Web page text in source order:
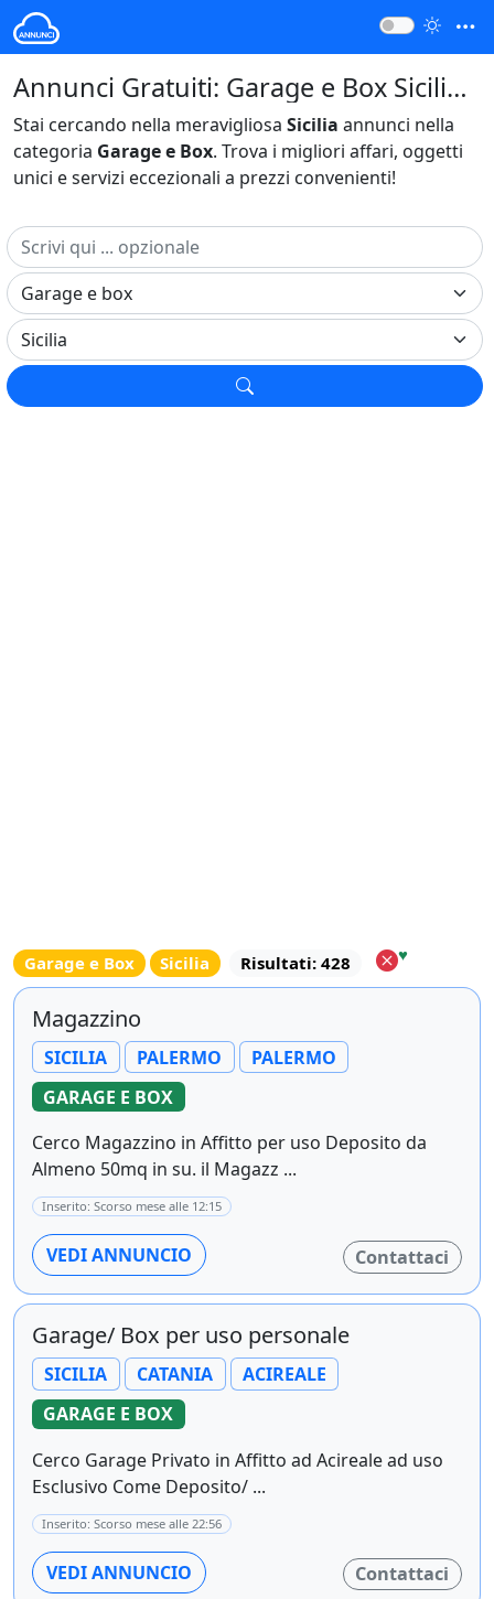
Annunci Gratuiti: Garage e Box Sicilia Italia
Stai cercando nella meravigliosa Sicilia annunci nella
categoria Garage e Box. Trova i migliori affari, oggetti
unici e servizi eccezionali a prezzi convenienti!
Garage e Box Sicilia Risultati: 428 ♥
Magazzino
SICILIA PALERMO
PALERMO
GARAGE E BOX
Cerco Magazzino in Affitto per uso Deposito da
Almeno 50mq in su. il Magazz ...
Inserito: Scorso mese alle 12:15
VEDI ANNUNCIO Contattaci
Garage/ Box per uso personale
SICILIA CATANIA
ACIREALE
GARAGE E BOX
Cerco Garage Privato in Affitto ad Acireale ad uso
Esclusivo Come Deposito/ ...
Inserito: Scorso mese alle 22:56
VEDI ANNUNCIO Contattaci